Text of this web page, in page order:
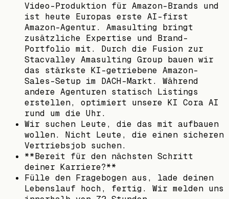
Video-Produktion für Amazon-Brands und
ist heute Europas erste AI-first
Amazon-Agentur. Amasulting bringt
zusätzliche Expertise und Brand-
Portfolio mit. Durch die Fusion zur
Stacvalley Amasulting Group bauen wir
das stärkste KI-getriebene Amazon-
Sales-Setup im DACH-Markt. Während
andere Agenturen statisch Listings
erstellen, optimiert unsere KI Cora AI
rund um die Uhr.
Wir suchen Leute, die das mit aufbauen
wollen. Nicht Leute, die einen sicheren
Vertriebsjob suchen.
**Bereit für den nächsten Schritt
deiner Karriere?**
Fülle den Fragebogen aus, lade deinen
Lebenslauf hoch, fertig. Wir melden uns